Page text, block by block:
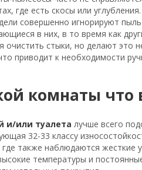
где есть скосы или углубления.
совершенно игнорируют
в них, в то время как
очистить стыки, но делают это
приводит к необходимости
комнаты что
и/или туалета лучше всего
32-33 классу
где также наблюдаются жесткие
температуры и